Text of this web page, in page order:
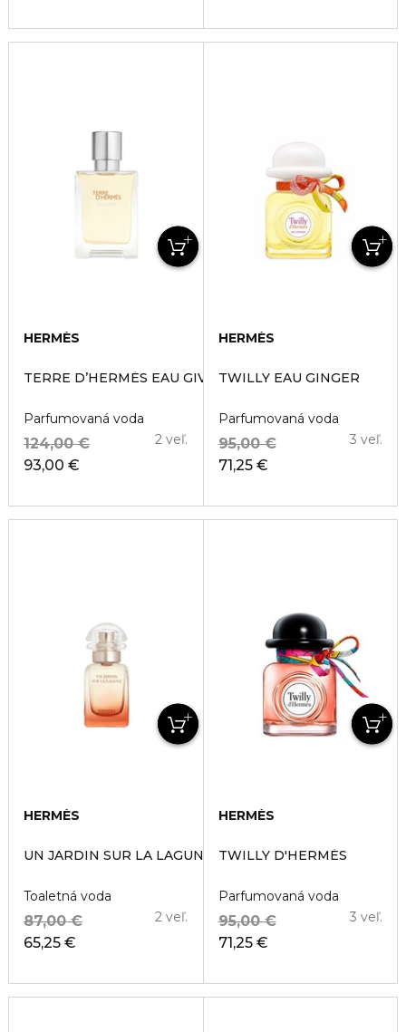
HERMÈS
TERRE D’HERMÈS EAU GIVRÉE
Parfumovaná voda
93,00 €
124,00 € 2 veľ.
HERMÈS
TWILLY EAU GINGER
Parfumovaná voda
71,25 €
95,00 € 3 veľ.
HERMÈS
UN JARDIN SUR LA LAGUNE
Toaletná voda
65,25 €
87,00 € 2 veľ.
HERMÈS
TWILLY D'HERMÈS
Parfumovaná voda
71,25 €
95,00 € 3 veľ.